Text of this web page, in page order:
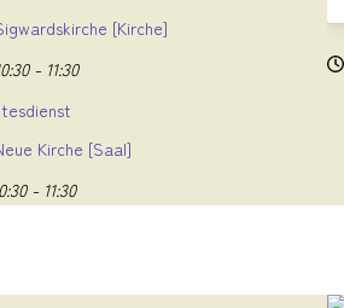
[Kirche]
- 11:30
Kirche [Saal]
- 11:30